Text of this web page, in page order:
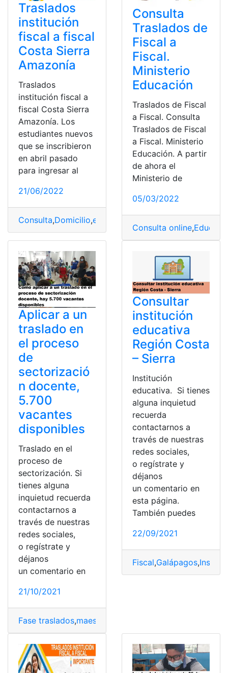
Traslados
institución
fiscal a fiscal
Costa Sierra
Amazonía
Traslados
institución fiscal a
fiscal Costa Sierra
Amazonía. Los
estudiantes nuevos
que se inscribieron
en abril pasado
para ingresar al
21/06/2022
Consulta,Domicilio,estudiante
Consulta
Traslados de
Fiscal a
Fiscal.
Ministerio
Educación
Traslados de Fiscal
a Fiscal. Consulta
Traslados de Fiscal
a Fiscal. Ministerio
Educación. A partir
de ahora el
Ministerio de
05/03/2022
Consulta online,
Aplicar a un
traslado en
el proceso
de
sectorizació
n docente,
5.700
vacantes
disponibles
Traslado en el
proceso de
sectorización. Si
tienes alguna
inquietud recuerda
contactarnos a
través de nuestras
redes sociales,
o regístrate y
déjanos
un comentario en
21/10/2021
Fase traslados,maestro
Consultar
institución
educativa
Región Costa
– Sierra
Institución
educativa. Si tienes
alguna inquietud
recuerda
contactarnos a
través de nuestras
redes sociales,
o regístrate y
déjanos
un comentario en
esta página.
También puedes
22/09/2021
Fiscal,Galápagos,